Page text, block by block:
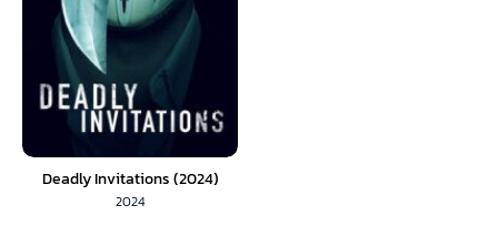
Deadly Invitations (2024)
2024